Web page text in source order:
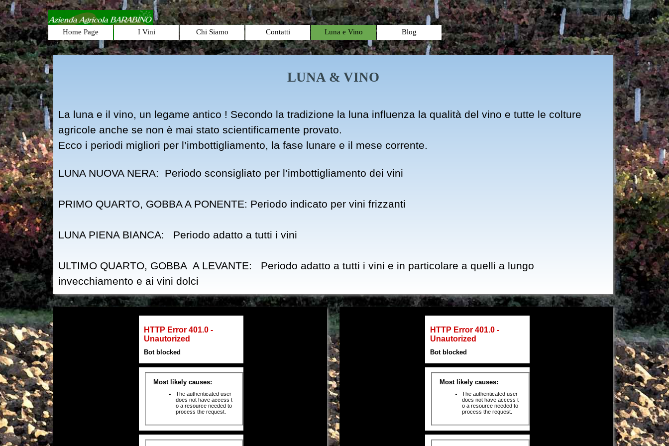
Vai ai contenuti
Salta menù
Home Page I Vini ▼
Chi Siamo Contatti Luna e Vino Blog
LUNA & VINO
La luna e il vino, un legame antico ! Secondo la tradizione la luna influenza la qualità del vino e tutte le colture
agricole anche se non è mai stato scientificamente provato.
Ecco i periodi migliori per l’imbottigliamento, la fase lunare e il mese corrente.
LUNA NUOVA NERA: Periodo sconsigliato per l’imbottigliamento dei vini
PRIMO QUARTO, GOBBA A PONENTE: Periodo indicato per vini frizzanti
LUNA PIENA BIANCA: Periodo adatto a tutti i vini
ULTIMO QUARTO, GOBBA A LEVANTE: Periodo adatto a tutti i vini e in particolare a quelli a lungo
invecchiamento e ai vini dolci